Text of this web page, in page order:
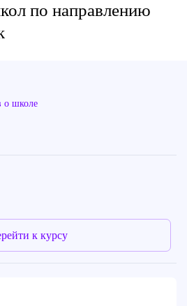
по направлению
о школе
к курсу